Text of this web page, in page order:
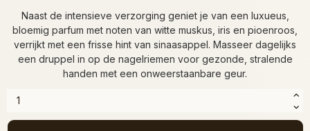
Naast de intensieve verzorging geniet je van een luxueus,
bloemig parfum met noten van witte muskus, iris en pioenroos,
verrijkt met een frisse hint van sinaasappel. Masseer dagelijks
een druppel in op de nagelriemen voor gezonde, stralende
handen met een onweerstaanbare geur.